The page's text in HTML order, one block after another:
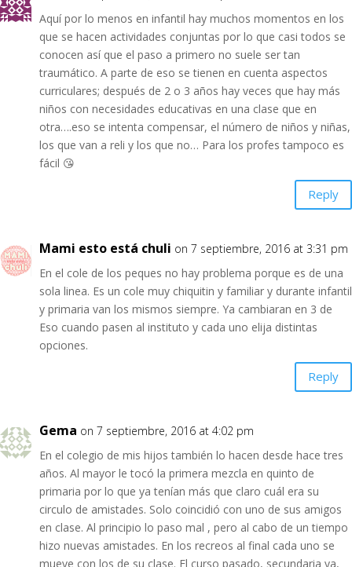
Aquí por lo menos en infantil hay muchos momentos en los
que se hacen actividades conjuntas por lo que casi todos se
conocen así que el paso a primero no suele ser tan
traumático. A parte de eso se tienen en cuenta aspectos
curriculares; después de 2 o 3 años hay veces que hay más
niños con necesidades educativas en una clase que en
otra….eso se intenta compensar, el número de niños y niñas,
los que van a reli y los que no… Para los profes tampoco es
fácil 😘
Reply
Mami esto está chuli on 7 septiembre, 2016 at 3:31 pm
En el cole de los peques no hay problema porque es de una
sola linea. Es un cole muy chiquitin y familiar y durante infantil
y primaria van los mismos siempre. Ya cambiaran en 3 de
Eso cuando pasen al instituto y cada uno elija distintas
opciones.
Reply
Gema on 7 septiembre, 2016 at 4:02 pm
En el colegio de mis hijos también lo hacen desde hace tres
años. Al mayor le tocó la primera mezcla en quinto de
primaria por lo que ya tenían más que claro cuál era su
circulo de amistades. Solo coincidió con uno de sus amigos
en clase. Al principio lo paso mal , pero al cabo de un tiempo
hizo nuevas amistades. En los recreos al final cada uno se
mueve con los de su clase. El curso pasado, secundaria ya,